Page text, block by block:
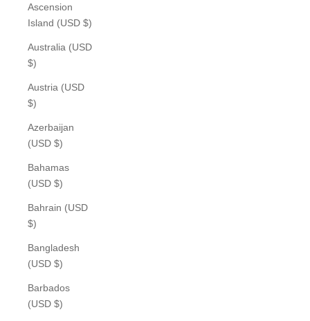
Ascension
Island (USD $)
Australia (USD
$)
Austria (USD
$)
Azerbaijan
(USD $)
Bahamas
(USD $)
Bahrain (USD
$)
Bangladesh
(USD $)
Barbados
(USD $)